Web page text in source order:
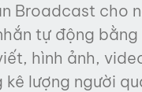
Broadcast cho
tự động
hình ảnh,
kê lượng người